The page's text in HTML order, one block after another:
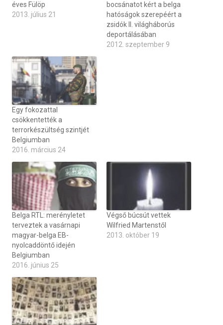
éves Fülöp
2013. július 21
bocsánatot kért a belga
hatóságok szerepéért a
zsidók II. világháborús
deportálásában
2012. szeptember 9
Egy fokozattal
csökkentették a
terrorkészültség szintjét
Belgiumban
2016. március 24
Belga RTL: merényletet
terveztek a vasárnapi
magyar-belga EB-
nyolcaddöntő idején
Belgiumban
2016. június 25
Végső búcsút vettek
Wilfried Martenstől
2013. október 19